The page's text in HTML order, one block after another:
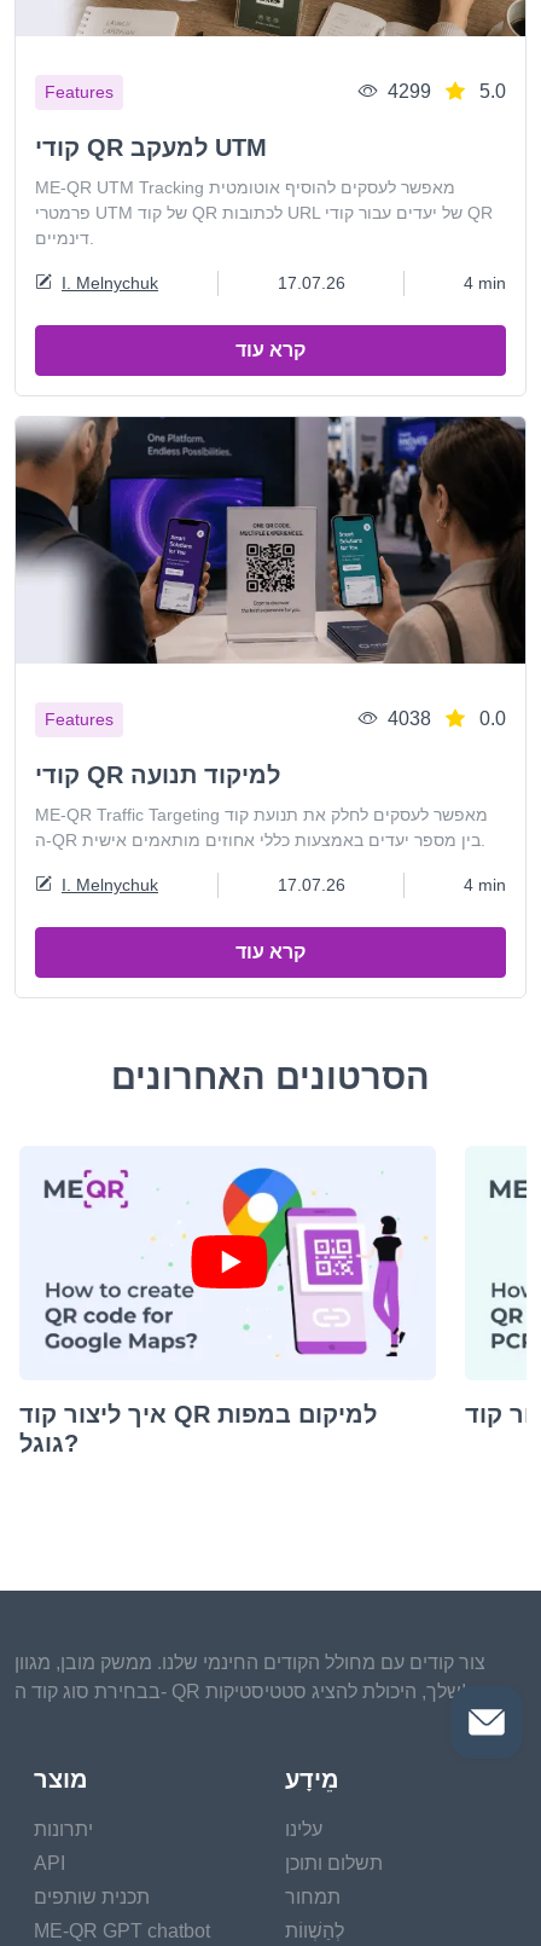
Features 4299 5.0
קודי QR למעקב UTM
ME-QR UTM Tracking מאפשר לעסקים להוסיף אוטומטית
פרמטרי UTM של קוד QR לכתובות URL של יעדים עבור קודי QR
I. Melnychuk 17.07.26 4 min
קרא עוד
Features 4038 0.0
קודי QR למיקוד תנועה
ME-QR Traffic Targeting מאפשר לעסקים לחלק את תנועת קוד
I. Melnychuk 17.07.26 4 min
קרא עוד
הסרטונים האחרונים
איך ליצור קוד QR למיקום במפות
גוגל?
צור קודים עם מחולל הקודים החינמי שלנו. ממשק מובן, מגוון
בבחירת סוג קוד ה- QR שלך, היכולת להציג סטטיסטיקות!
מוצר
יתרונות
API
תכנית שותפים
ME-QR GPT chatbot
מֵידָע
עלינו
תשלום ותוכן
תמחור
לְהַשְׁווֹת